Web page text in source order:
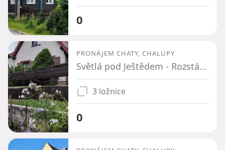
0
PRONÁJEM CHATY, CHALUPY
Světlá pod Ještědem - Rozstání pod Ještědem, Liberecký kraj
3 ložnice
0